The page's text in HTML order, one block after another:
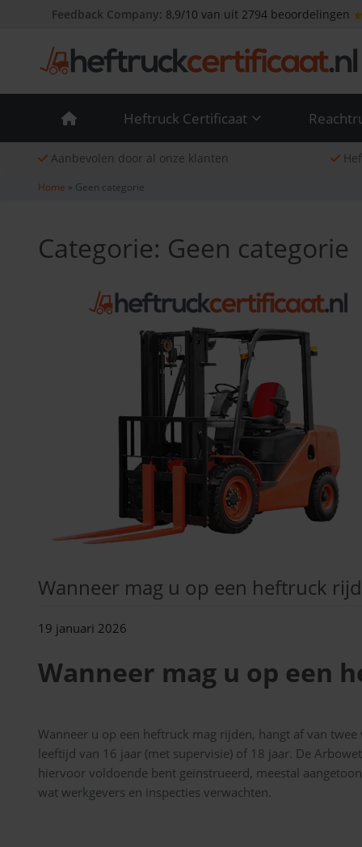
Feedback Company: 8,9/10 van uit 2794 beoordelingen
Heftruck Certificaat
Aanbevolen door al onze klanten
Home » Geen categorie
Categorie: Geen categorie
Wanneer mag u op een heftruck
19 januari 2026
Wanneer mag u op een
Wanneer u op een heftruck mag rijden, hangt af van
leeftijd van 16 jaar (met supervisie) of 18 jaar. De
hiervoor voldoende bent geïnstrueerd, meestal
wat werkgevers en inspecties verwachten.